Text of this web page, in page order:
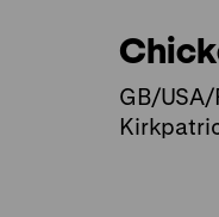
GB/USA/